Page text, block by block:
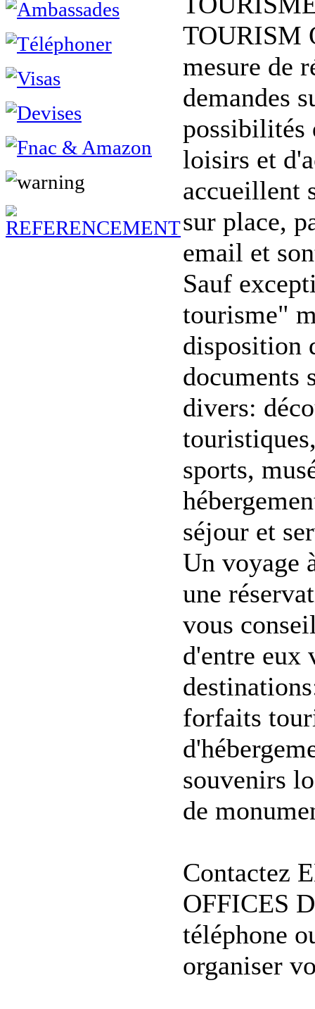
TOURISM
mesure de
demandes
possibilités
loisirs et
accueillent
sur place,
email et
Sauf
tourisme"
disposition
documents
divers:
sports,
séjour et
Un voyage
une
vous
d'entre eux
forfaits
souvenirs
de
Contactez
OFFICES
téléphone
organiser